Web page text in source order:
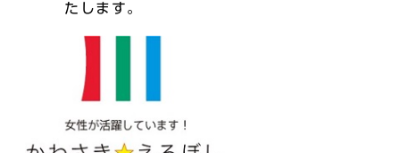
たします。